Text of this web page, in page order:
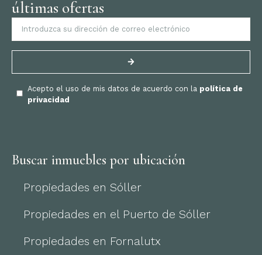
últimas ofertas
Acepto el uso de mis datos de acuerdo con la política de
privacidad
Buscar inmuebles por ubicación
Propiedades en Sóller
Propiedades en el Puerto de Sóller
Propiedades en Fornalutx